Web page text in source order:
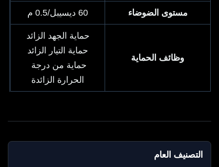
مستوى الضوضاء
وظائف الحماية
حماية الجهد الزائد
حماية التيار الزائد
حماية من درجة
الحرارة الزائدة
التصنيف العام